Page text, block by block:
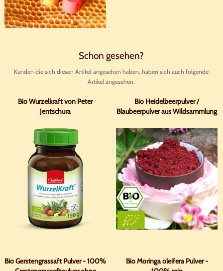
Schon gesehen?
Kunden die sich diesen Artikel angesehen haben, haben sich auch folgende
Artikel angesehen.
Bio Wurzelkraft von Peter
Jentschura
Bio Heidelbeerpulver /
Blaubeerpulver aus Wildsammlung
Bio Gerstengrassaft Pulver - 100%
Bio Moringa oleifera Pulver -